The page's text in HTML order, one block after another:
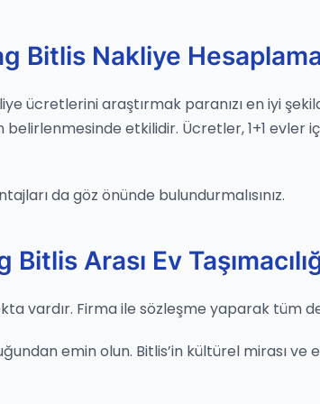
Bitlis Nakliye
ücretlerini araştırmak paranızı en iyi
etkilidir. Ücretler, 1+1 evler
da göz önünde bulundurmalısınız.
Bitlis Arası Ev
vardır. Firma ile sözleşme yaparak tüm
emin olun. Bitlis’in kültürel mirası ve